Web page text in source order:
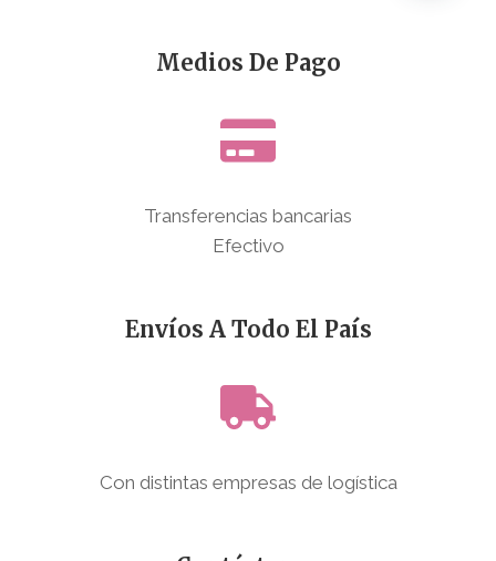
Medios De Pago
Transferencias bancarias
Efectivo
Envíos A Todo El País
Con distintas empresas de logística